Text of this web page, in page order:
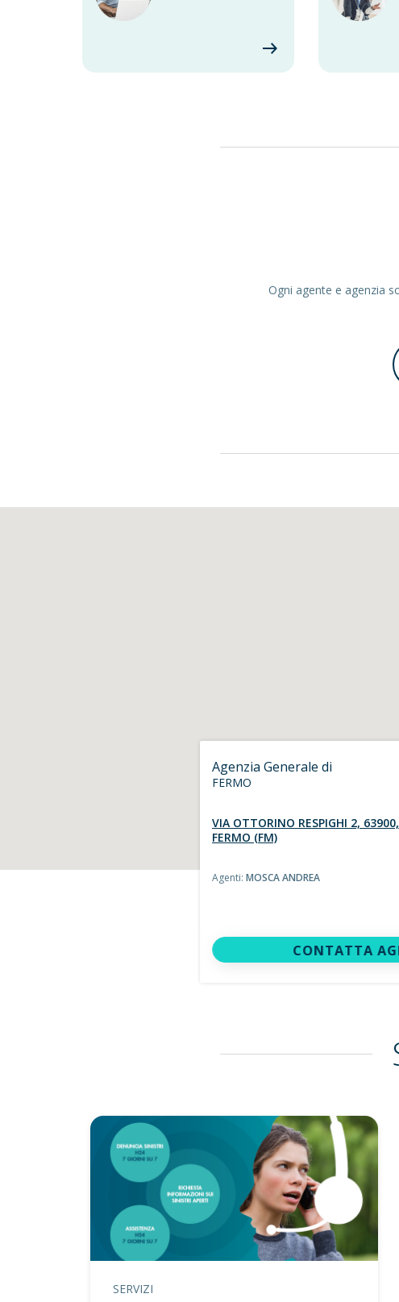
Ogni agente e agenzia
Agenzia Generale di
FERMO
VIA OTTORINO RESPIGHI 2, 63900,
FERMO (FM)
Agenti:MOSCA ANDREA
CONTATTA
SERVIZI